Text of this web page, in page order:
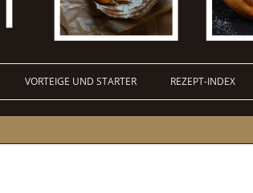
VORTEIGE UND STARTER REZEPT-INDEX